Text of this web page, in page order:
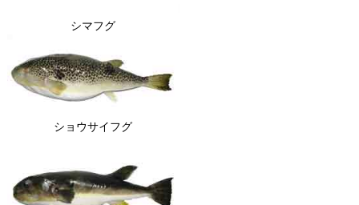
シマフグ
ショウサイフグ